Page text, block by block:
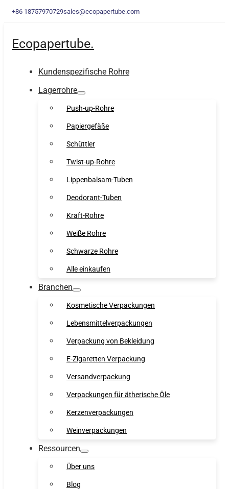
+86 18757970729sales@ecopapertube.com
Ecopapertube.
Kundenspezifische Rohre
Lagerrohre
Push-up-Rohre
Papiergefäße
Schüttler
Twist-up-Rohre
Lippenbalsam-Tuben
Deodorant-Tuben
Kraft-Rohre
Weiße Rohre
Schwarze Rohre
Alle einkaufen
Branchen
Kosmetische Verpackungen
Lebensmittelverpackungen
Verpackung von Bekleidung
E-Zigaretten Verpackung
Versandverpackung
Verpackungen für ätherische Öle
Kerzenverpackungen
Weinverpackungen
Ressourcen
Über uns
Blog